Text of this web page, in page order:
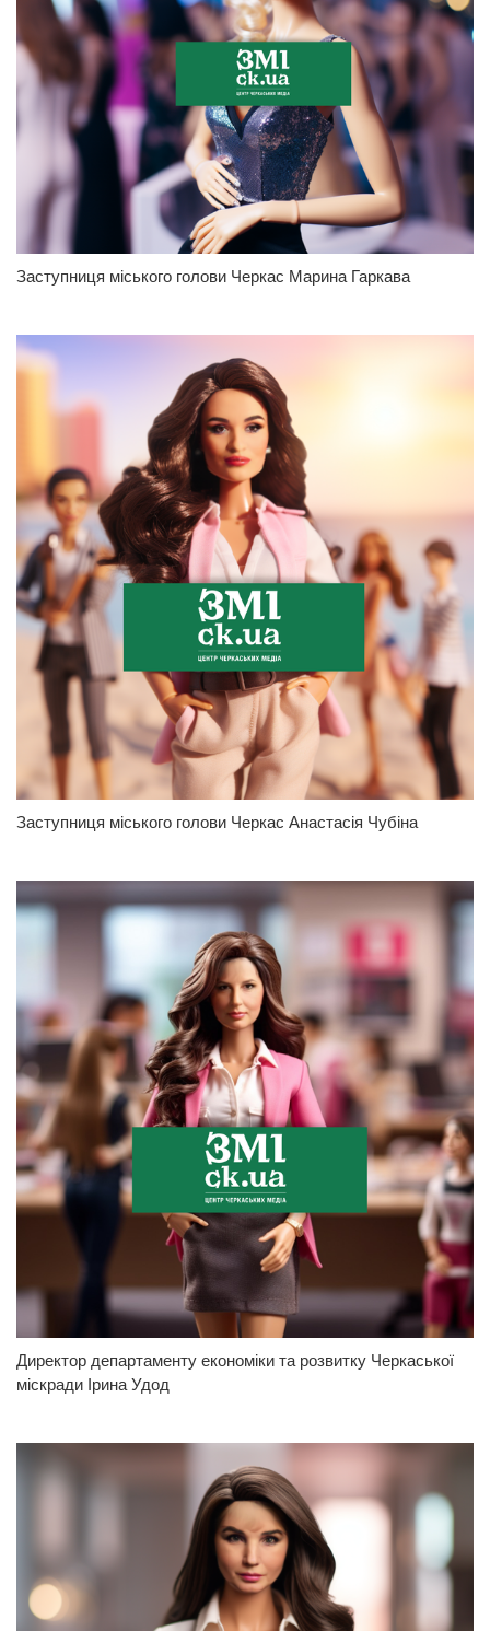
Заступниця міського голови Черкас Марина Гаркава
Заступниця міського голови Черкас Анастасія Чубіна
Директор департаменту економіки та розвитку Черкаської
міскради Ірина Удод